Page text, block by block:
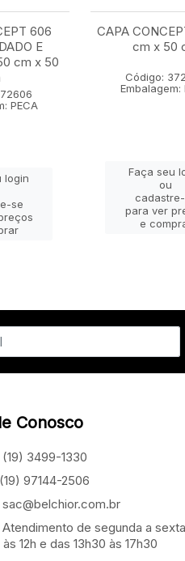
606
E
cm x 50
PECA
login
se
CAPA
cm x 50
Código:
Embalagem:
Faça seu
ou
para ver
e
Conosco
(19) 3499-1330
(19) 97144-2506
sac@belchior.com.br
Atendimento de segunda a
12h e das 13h30 às 17h30